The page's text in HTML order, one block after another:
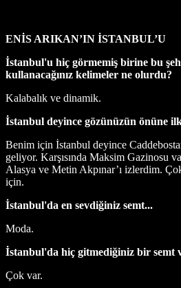
ENİS ARIKAN’IN İSTANBUL’U
İstanbul'u hiç görmemiş birine bu
kullanacağınız kelimeler ne olurdu?
Kalabalık ve dinamik.
İstanbul deyince gözünüzün önüne
Benim için İstanbul deyince
geliyor. Karşısında Maksim Gazinosu
Alasya ve Metin Akpınar’ı izlerdim.
için.
İstanbul'da en sevdiğiniz semt...
Moda.
İstanbul'da hiç gitmediğiniz bir semt
Çok var.